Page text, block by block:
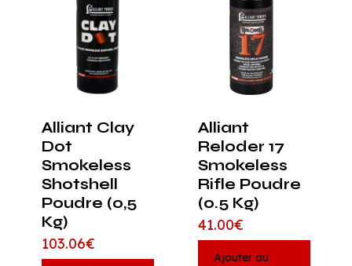
Alliant Clay
Dot
Smokeless
Shotshell
Poudre (0,5
Kg)
103.06€
Alliant
Reloder 17
Smokeless
Rifle Poudre
(0.5 Kg)
41.00€
Ajouter au